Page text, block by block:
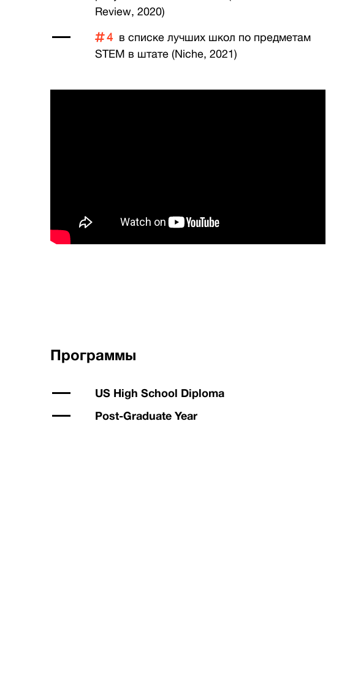
Review, 2020)
4 в списке лучших школ по предметам
STEM в штате (Niche, 2021)
Программы
US High School Diploma
Post-Graduate Year